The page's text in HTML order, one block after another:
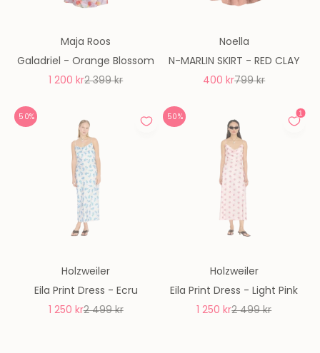
Maja Roos
Galadriel - Orange Blossom
REA-pris
1 200 krPris
2 399 kr
Noella
N-MARLIN SKIRT - RED CLAY
REA-pris
400 krPris
799 kr
50%
Holzweiler
Eila Print Dress - Ecru
REA-pris
1 250 krPris
2 499 kr
50%
Holzweiler
Eila Print Dress - Light Pink
REA-pris
1 250 krPris
2 499 kr